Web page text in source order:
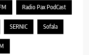
Radio Pax PodCast
SERNIC Sofala